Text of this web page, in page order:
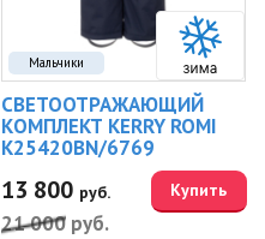
Мальчики
СВЕТООТРАЖАЮЩИЙ
КОМПЛЕКТ KERRY ROMI
K25420BN/6769
13 800 руб.
21 000 руб.
Купить